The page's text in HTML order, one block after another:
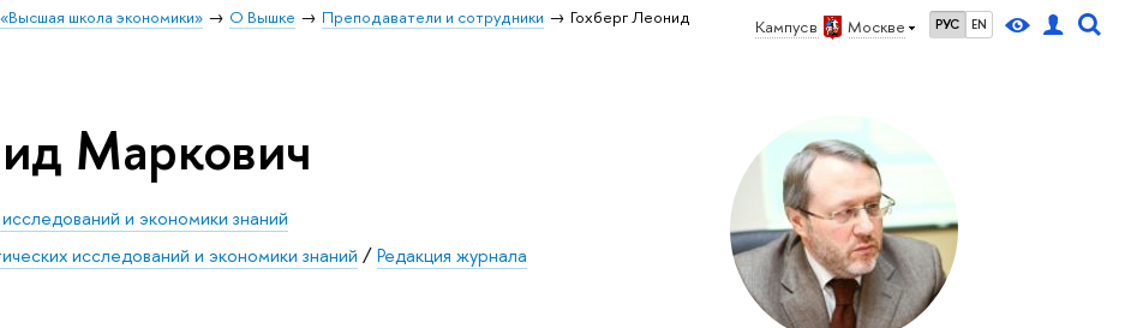
Кампус в Москве РУС EN
школа экономики» О Вышке Преподаватели и сотрудники
Гохберг Леонид
Маркович
и экономики знаний
исследований и экономики знаний /Редакция журнала